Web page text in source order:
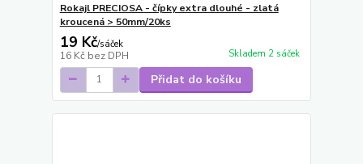
Rokajl PRECIOSA - čípky extra dlouhé - zlatá
kroucená > 50mm/20ks
19 Kč/sáček
16 Kč bez DPH Skladem 2 sáček
Přidat do košíku